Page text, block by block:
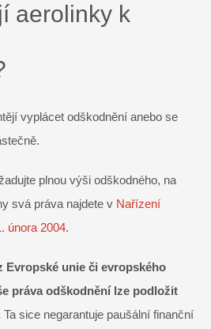
aerolinky k
vyplácet odškodnění anebo se
plnou výši odškodného, na
svá práva najdete v Nařízení
února 2004.
Evropské unie či evropského
práva odškodnění lze podložit
Ta sice negarantuje paušální finanční